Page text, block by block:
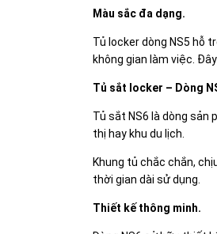
Màu sắc đa dạng.
Tủ locker dòng NS5 hỗ
không gian làm việc.
Tủ sắt locker – Dòng
Tủ sắt NS6 là dòng
thị hay khu du lịch.
Khung tủ chắc chắn,
thời gian dài sử dụng.
Thiết kế thông minh.